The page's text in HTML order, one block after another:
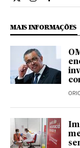
MAIS INFORMAÇÕES